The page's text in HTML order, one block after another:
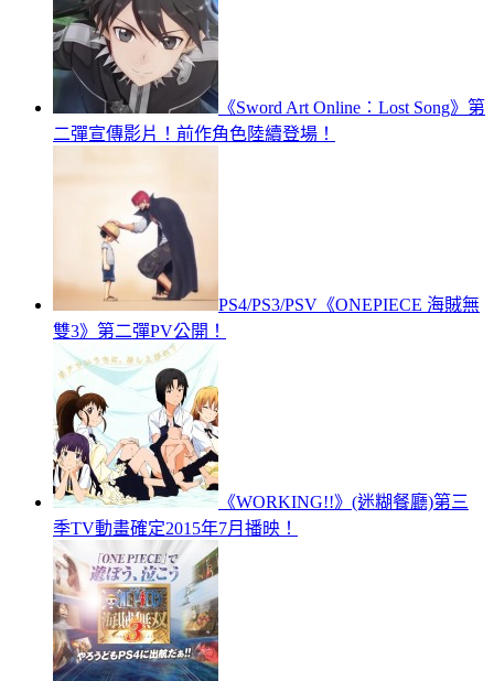
《Sword Art Online︰Lost Song》第
二彈宣傳影片！前作角色陸續登場！
PS4/PS3/PSV《ONEPIECE 海賊無
雙3》第二彈PV公開！
《WORKING!!》(迷糊餐廳)第三
季TV動畫確定2015年7月播映！